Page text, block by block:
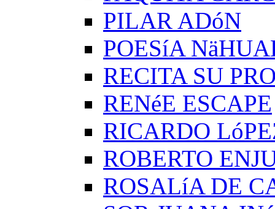
PILAR ADóN
POESíA
RECITA SU
RENéE ESCAPE
RICARDO
ROBERTO
ROSALíA DE